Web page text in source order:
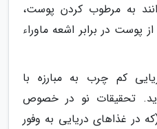
به مرطوب کردن پوست،
در برابر اشعه ماوراء
کم چرب به مبارزه با
تحقیقات نو در خصوص
چرب امگا 3 (که در غذاهای دریایی به وفور